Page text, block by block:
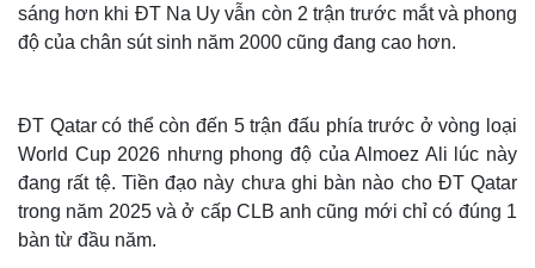
sáng hơn khi ĐT Na Uy vẫn còn 2 trận trước mắt và phong
độ của chân sút sinh năm 2000 cũng đang cao hơn.
ĐT Qatar có thể còn đến 5 trận đấu phía trước ở vòng loại
World Cup 2026 nhưng phong độ của Almoez Ali lúc này
đang rất tệ. Tiền đạo này chưa ghi bàn nào cho ĐT Qatar
trong năm 2025 và ở cấp CLB anh cũng mới chỉ có đúng 1
bàn từ đầu năm.